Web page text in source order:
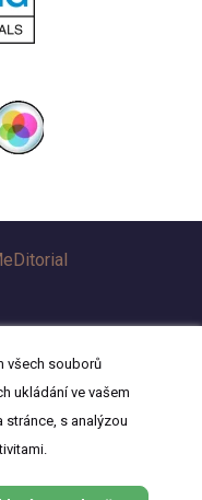
všech souborů
ukládání ve vašem
stránce, s analýzou